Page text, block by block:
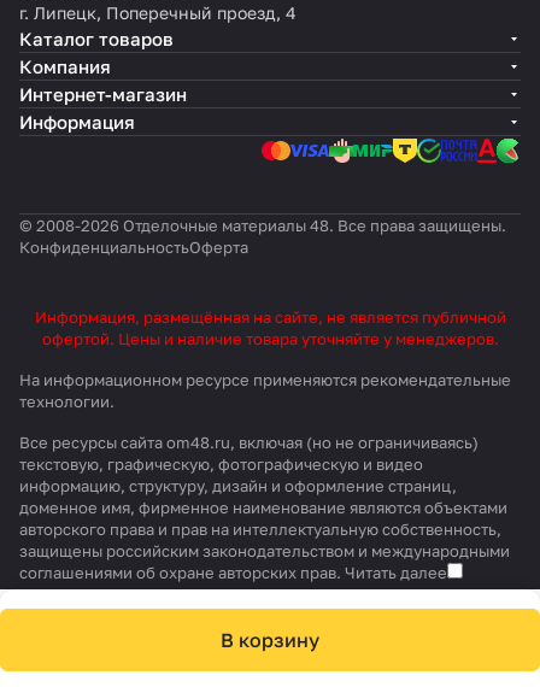
В корзину
г. Липецк, Поперечный проезд, 4
Каталог товаров
Компания
Интернет-магазин
Информация
© 2008-2026 Отделочные материалы 48. Все права защищены.
КонфиденциальностьОферта
Информация, размещённая на сайте, не является публичной
офертой. Цены и наличие товара уточняйте у менеджеров.
На информационном ресурсе применяются рекомендательные
технологии.
Все ресурсы сайта om48.ru, включая (но не ограничиваясь)
текстовую, графическую, фотографическую и видео
информацию, структуру, дизайн и оформление страниц,
доменное имя, фирменное наименование являются объектами
авторского права и прав на интеллектуальную собственность,
защищены российским законодательством и международными
соглашениями об охране авторских прав. Читать далее